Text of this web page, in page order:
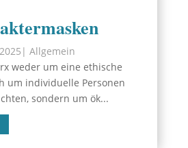
| Allgemein
weder um eine ethische
um individuelle Personen
sondern um ök...